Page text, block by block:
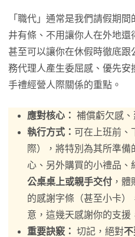
「職代」通常是我們請假期
井有條、不用讓你人在外地
甚至可以讓你在休假時徹底
務代理人產生委屈感、優先
手禮經營人際關係的重點。
應對核心： 補償虧欠感、
執行方式： 可在上班前、
際），將特別為其所準
心、另外購買的小禮品、
公桌桌上或親手交付 ，
的感謝字條（甚至小卡
意，這幾天感謝你的支援
重要訣竅： 切記，絕對不